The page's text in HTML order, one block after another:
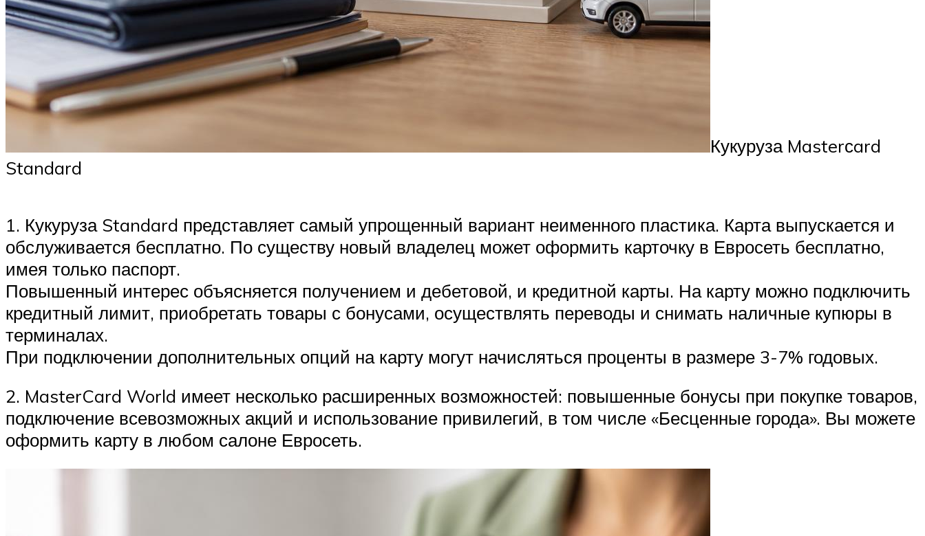
Кукуруза Masterсard
Standard
1. Кукуруза Standard представляет самый упрощенный вариант неименного пластика. Карта выпускается и
обслуживается бесплатно. По существу новый владелец может оформить карточку в Евросеть бесплатно,
имея только паспорт.
Повышенный интерес объясняется получением и дебетовой, и кредитной карты. На карту можно подключить
кредитный лимит, приобретать товары с бонусами, осуществлять переводы и снимать наличные купюры в
терминалах.
При подключении дополнительных опций на карту могут начисляться проценты в размере 3-7% годовых.
2. MasterCard World имеет несколько расширенных возможностей: повышенные бонусы при покупке товаров,
подключение всевозможных акций и использование привилегий, в том числе «Бесценные города». Вы можете
оформить карту в любом салоне Евросеть.